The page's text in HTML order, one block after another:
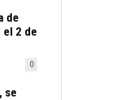
de
2 de
0
se